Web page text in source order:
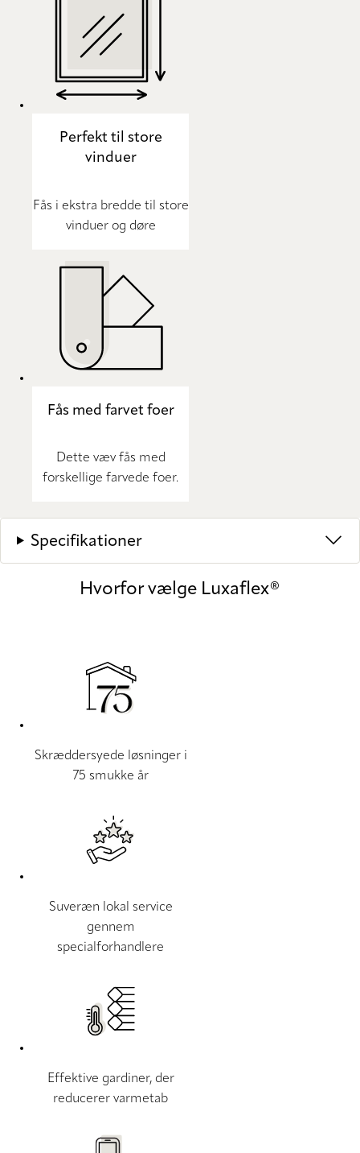
Perfekt til store
vinduer
Fås i ekstra bredde til store
vinduer og døre
Fås med farvet foer
Dette væv fås med
forskellige farvede foer.
Specifikationer
Hvorfor vælge Luxaflex®
Skræddersyede løsninger i
75 smukke år
Suveræn lokal service
gennem
specialforhandlere
Effektive gardiner, der
reducerer varmetab